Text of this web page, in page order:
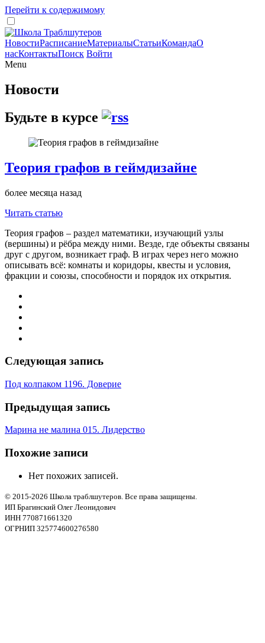
Перейти к содержимому
НовостиРасписаниеМатериалыСтатьиКомандаО
насКонтактыПоиск Войти
Menu
Новости
Будьте в курсе
Теория графов в геймдизайне
более месяца назад
Читать статью
Теория графов – раздел математики, изучающий узлы
(вершины) и рёбра между ними. Везде, где объекты связаны
друг с другом, возникает граф. В играх через него можно
описывать всё: комнаты и коридоры, квесты и условия,
фракции и союзы, способности и порядок их открытия.
Следующая запись
Под колпаком 1196. Доверие
Предыдущая запись
Марина не малина 015. Лидерство
Похожие записи
Нет похожих записей.
© 2015-2026 Школа траблшутеров. Все права защищены.
ИП Брагинский Олег Леонидович
ИНН 770871661320
ОГРНИП 325774600276580